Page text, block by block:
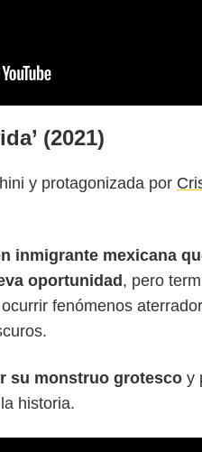
(2021)
y protagonizada por
inmigrante mexicana
oportunidad, pero
fenómenos
su monstruo grotesco y
historia.